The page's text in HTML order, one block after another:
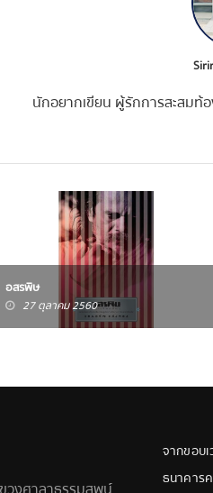
นักอยากเขียน ผู้รักการสะสมท้อ
อสรพิษ
27 ตุลาคม 2560
จากขอบ
ธนาคาร